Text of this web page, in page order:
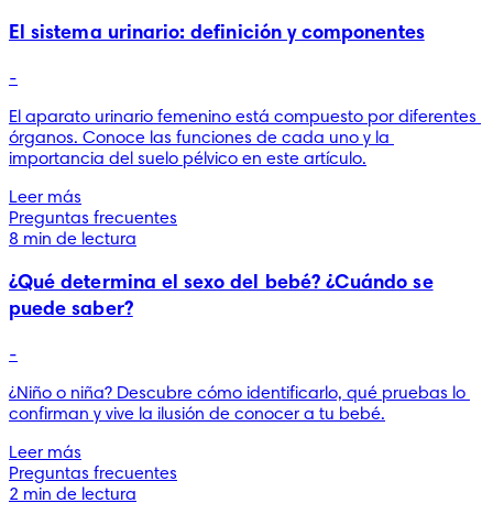
El sistema urinario: definición y componentes
-
El aparato urinario femenino está compuesto por diferentes
órganos. Conoce las funciones de cada uno y la
importancia del suelo pélvico en este artículo.
Leer más
Preguntas frecuentes
8 min de lectura
¿Qué determina el sexo del bebé? ¿Cuándo se
puede saber?
-
¿Niño o niña? Descubre cómo identificarlo, qué pruebas lo
confirman y vive la ilusión de conocer a tu bebé.
Leer más
Preguntas frecuentes
2 min de lectura